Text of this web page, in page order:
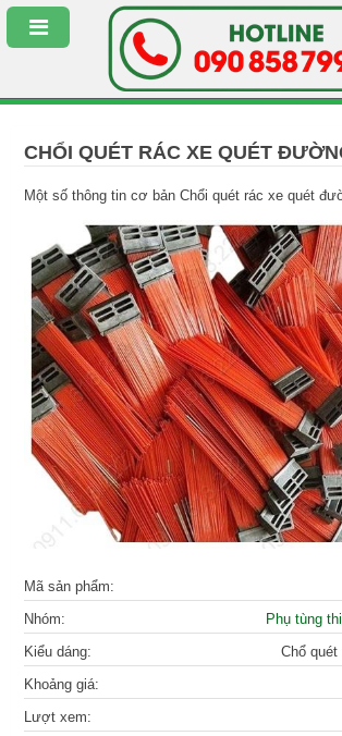
CHỔI QUÉT RÁC XE QUÉT
Một số thông tin cơ bản Chổi quét rác xe quét
Mã sản phẩm:
Nhóm:
Phụ tùng
Kiểu dáng:
Chổ
Khoảng giá:
Lượt xem: